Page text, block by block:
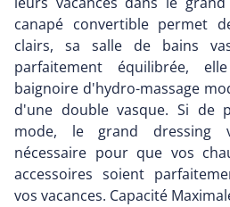
canapé convertible permet
clairs, sa salle de bains
parfaitement équilibrée,
baignoire d'hydro-massage
d'une double vasque. Si de
mode, le grand dressing
nécessaire pour que vos
accessoires soient
vos vacances. Capacité